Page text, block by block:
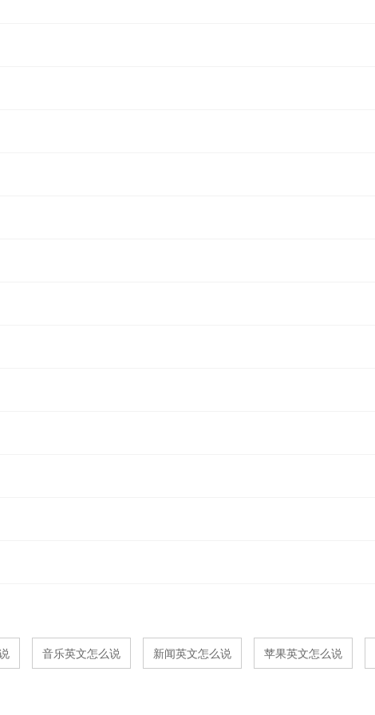
音乐英文怎么说 新闻英文怎么说 苹果英文怎么说